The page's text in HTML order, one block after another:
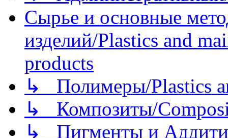
Сырье и основные
изделий/Plastics and
products
↳ Полимеры/Plastics
↳ Композиты/
↳ Пигменты и